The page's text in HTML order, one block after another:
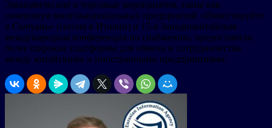
Экономические и торговые мероприятия, такие как
симпозиум многонациональных предприятий «Инвестируйте
в Сычуань» (сессия в Италии) и 15-я Западнокитайская
международная конференция по снабжению, предоставили
более широкие платформы для обмена и сотрудничества
между китайскими и иностранными предприятиями.